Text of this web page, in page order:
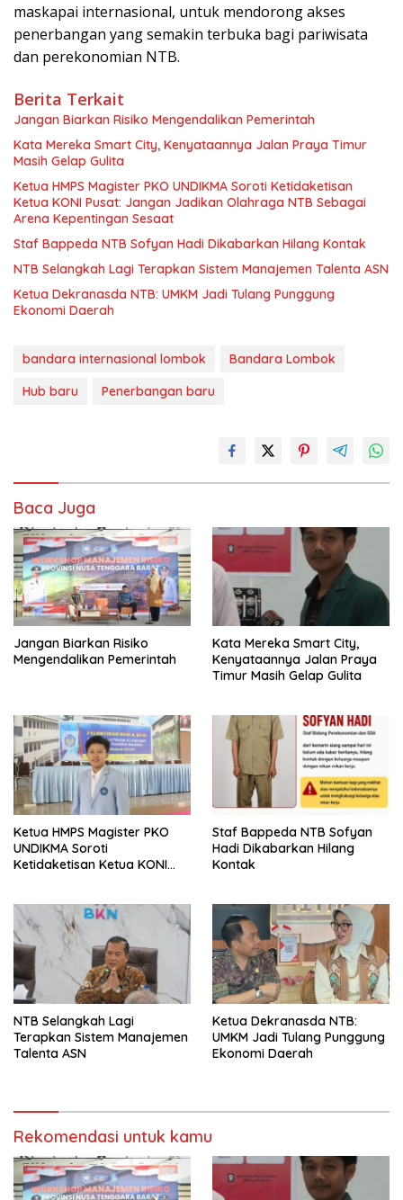
maskapai internasional, untuk mendorong akses
penerbangan yang semakin terbuka bagi pariwisata
dan perekonomian NTB.
Berita Terkait
Jangan Biarkan Risiko Mengendalikan Pemerintah
Kata Mereka Smart City, Kenyataannya Jalan Praya Timur
Masih Gelap Gulita
Ketua HMPS Magister PKO UNDIKMA Soroti Ketidaketisan
Ketua KONI Pusat: Jangan Jadikan Olahraga NTB Sebagai
Arena Kepentingan Sesaat
Staf Bappeda NTB Sofyan Hadi Dikabarkan Hilang Kontak
NTB Selangkah Lagi Terapkan Sistem Manajemen Talenta ASN
Ketua Dekranasda NTB: UMKM Jadi Tulang Punggung
Ekonomi Daerah
bandara internasional lombok
Bandara Lombok
Hub baru
Penerbangan baru
Baca Juga
Jangan Biarkan Risiko
Mengendalikan Pemerintah
Kata Mereka Smart City,
Kenyataannya Jalan Praya
Timur Masih Gelap Gulita
Ketua HMPS Magister PKO
UNDIKMA Soroti
Ketidaketisan Ketua KONI
Arena Kepentingan Sesaat
Staf Bappeda NTB Sofyan
Hadi Dikabarkan Hilang
Kontak
NTB Selangkah Lagi
Terapkan Sistem Manajemen
Talenta ASN
Ketua Dekranasda NTB:
UMKM Jadi Tulang Punggung
Ekonomi Daerah
Rekomendasi untuk kamu